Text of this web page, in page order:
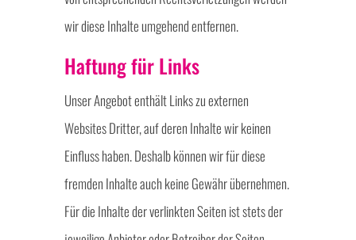
wir diese Inhalte umgehend entfernen.
Haftung für Links
Unser Angebot enthält Links zu externen
Websites Dritter, auf deren Inhalte wir keinen
Einfluss haben. Deshalb können wir für diese
fremden Inhalte auch keine Gewähr übernehmen.
Für die Inhalte der verlinkten Seiten ist stets der